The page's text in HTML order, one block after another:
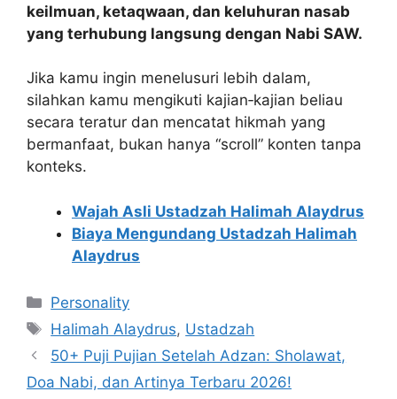
keilmuan, ketaqwaan, dan keluhuran nasab
yang terhubung langsung dengan Nabi SAW.
Jika kamu ingin menelusuri lebih dalam,
silahkan kamu mengikuti kajian‑kajian beliau
secara teratur dan mencatat hikmah yang
bermanfaat, bukan hanya “scroll” konten tanpa
konteks.
Wajah Asli Ustadzah Halimah Alaydrus
Biaya Mengundang Ustadzah Halimah
Alaydrus
Kategori
Personality
Tag
Halimah Alaydrus, Ustadzah
50+ Puji Pujian Setelah Adzan: Sholawat,
Doa Nabi, dan Artinya Terbaru 2026!